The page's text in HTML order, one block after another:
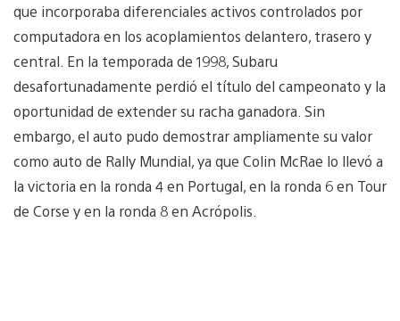
que incorporaba diferenciales activos controlados por
computadora en los acoplamientos delantero, trasero y
central. En la temporada de 1998, Subaru
desafortunadamente perdió el título del campeonato y la
oportunidad de extender su racha ganadora. Sin
embargo, el auto pudo demostrar ampliamente su valor
como auto de Rally Mundial, ya que Colin McRae lo llevó a
la victoria en la ronda 4 en Portugal, en la ronda 6 en Tour
de Corse y en la ronda 8 en Acrópolis.